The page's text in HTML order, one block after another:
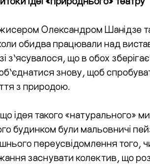
Олександром Шанідзе
обидва працювали над
з’ясувалося, що в обох
знову, щоб
з природою.
ідея такого «натурального»
будинком були мальовничі
переусвідомлення того,
заснувати колектив, що